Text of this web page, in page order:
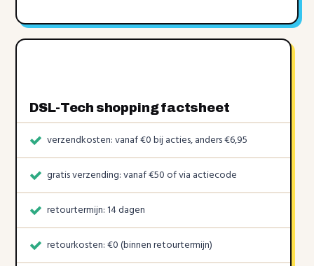
DSL-Tech shopping factsheet
verzendkosten: vanaf €0 bij acties, anders €6,95
gratis verzending: vanaf €50 of via actiecode
retourtermijn: 14 dagen
retourkosten: €0 (binnen retourtermijn)